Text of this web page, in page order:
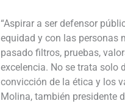
“Aspirar a ser defensor
equidad y con las personas
pasado filtros, pruebas,
excelencia. No se trata solo
convicción de la ética y los
Molina, también presidente